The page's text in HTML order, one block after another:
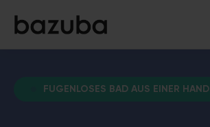
FUGENLOSES BAD AUS EINER HAND